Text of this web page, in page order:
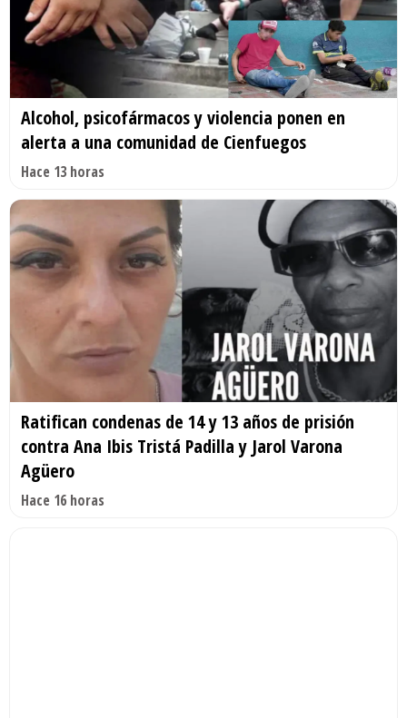
Alcohol, psicofármacos y violencia ponen en
alerta a una comunidad de Cienfuegos
Hace 13 horas
Ratifican condenas de 14 y 13 años de prisión
contra Ana Ibis Tristá Padilla y Jarol Varona
Agüero
Hace 16 horas